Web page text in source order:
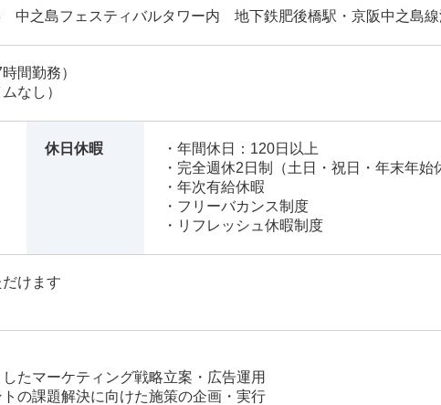
中之島フェスティバルタワー内 地下鉄肥後橋駅・京阪中之島
間勤務）
なし）
休日休暇
・年間休日：120日以上
・完全週休2日制（土日・祝日・年末年始
・年次有給休暇
・フリーバカンス制度
・リフレッシュ休暇制度
けます
たマーケティング戦略立案・広告運用
の課題解決に向けた施策の企画・実行